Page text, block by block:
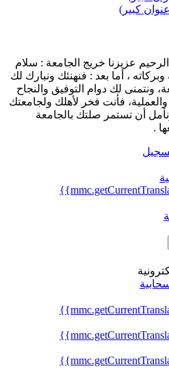
كبير)
عزيزنا خريج الجامعة : سلام
، أما بعد : فنهنئك ونبارك لك
ونتمنى لك دوام التوفيق والنجاح
فأنت فخر لأهلك ولجامعتك
أن تستمر صلتك بالجامعة
.